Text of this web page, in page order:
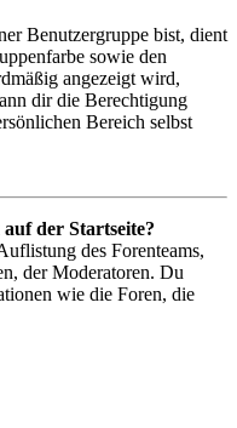
Benutzergruppe bist, dient
sowie den
angezeigt wird,
dir die Berechtigung
Bereich selbst
der Startseite?
des Forenteams,
der Moderatoren. Du
wie die Foren, die